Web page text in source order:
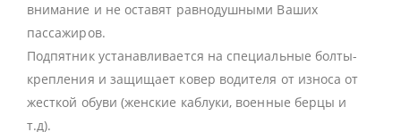
внимание и не оставят равнодушными Ваших
пассажиров.
Подпятник устанавливается на специальные болты-
крепления и защищает ковер водителя от износа от
жесткой обуви (женские каблуки, военные берцы и
т.д).